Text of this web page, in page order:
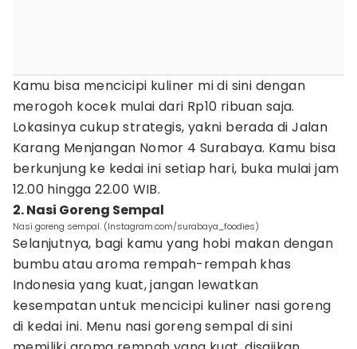
Kamu bisa mencicipi kuliner mi di sini dengan
merogoh kocek mulai dari Rp10 ribuan saja.
Lokasinya cukup strategis, yakni berada di Jalan
Karang Menjangan Nomor 4 Surabaya. Kamu bisa
berkunjung ke kedai ini setiap hari, buka mulai jam
12.00 hingga 22.00 WIB.
2. Nasi Goreng Sempal
Nasi goreng sempal. (Instagram.com/surabaya_foodies)
Selanjutnya, bagi kamu yang hobi makan dengan
bumbu atau aroma rempah-rempah khas
Indonesia yang kuat, jangan lewatkan
kesempatan untuk mencicipi kuliner nasi goreng
di kedai ini. Menu nasi goreng sempal di sini